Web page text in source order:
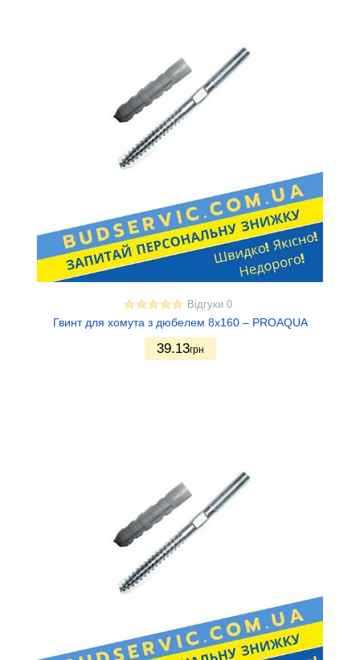
Відгуки 0
Гвинт для хомута з дюбелем 8х160 – PROAQUA
39.13грн